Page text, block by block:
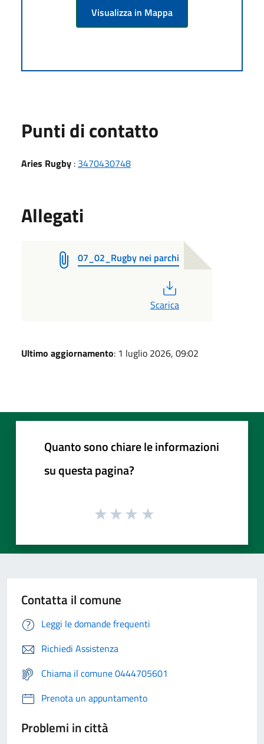
Visualizza in Mappa
Punti di contatto
Aries Rugby : 3470430748
Allegati
07_02_Rugby nei parchi
Scarica
Ultimo aggiornamento: 1 luglio 2026, 09:02
Quanto sono chiare le informazioni
su questa pagina?
Contatta il comune
Leggi le domande frequenti
Richiedi Assistenza
Chiama il comune 0444705601
Prenota un appuntamento
Problemi in città